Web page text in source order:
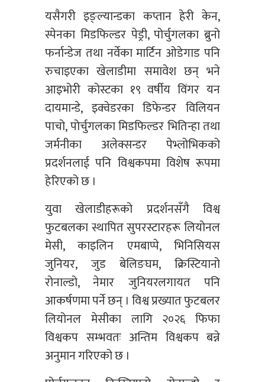
यसैगरी इङ्ल्यान्डका कप्तान हेरी केन,
स्पेनका मिडफिल्डर पेड्री, पोर्चुगलका ब्रुनो
फर्नान्डेज तथा नर्वेका मार्टिन ओडेगाड पनि
रुचाइएका खेलाडीमा समावेश छन् भने
आइभोरी कोस्टका १९ वर्षीय विंगर यन
दायमान्डे, इक्वेडरका डिफेन्डर विलियन
पाचो, पोर्चुगलका मिडफिल्डर भितिन्हा तथा
जर्मनीका अलेक्सन्डर पेभ्लोभिकको
प्रदर्शनलाई पनि विश्वकपमा विशेष रूपमा
हेरिएको छ ।
युवा खेलाडीहरूको प्रदर्शनसँगै विश्व
फुटबलका स्थापित सुपरस्टारहरू लियोनल
मेसी, काइलिन एमबाप्पे, भिनिसियस
जुनियर, जुड बेलिङघम, क्रिस्टियानो
रोनाल्डो, नेमार जुनियरलगायत पनि
आकर्षणमा पर्ने छन् । विश्व प्रख्यात फुटबलर
लियोनल मेसीका लागि २०२६ फिफा
विश्वकप सम्भवतः अन्तिम विश्वकप बन्ने
अनुमान गरिएको छ ।